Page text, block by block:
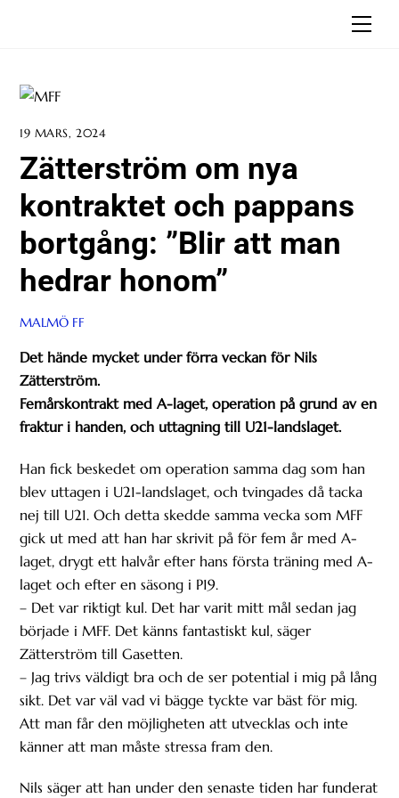
19 MARS, 2024
Zätterström om nya
kontraktet och pappans
bortgång: ”Blir att man
hedrar honom”
MALMÖ FF
Det hände mycket under förra veckan för Nils
Zätterström.
Femårskontrakt med A-laget, operation på grund av en
fraktur i handen, och uttagning till U21-landslaget.
Han fick beskedet om operation samma dag som han
blev uttagen i U21-landslaget, och tvingades då tacka
nej till U21. Och detta skedde samma vecka som MFF
gick ut med att han har skrivit på för fem år med A-
laget, drygt ett halvår efter hans första träning med A-
laget och efter en säsong i P19.
– Det var riktigt kul. Det har varit mitt mål sedan jag
började i MFF. Det känns fantastiskt kul, säger
Zätterström till Gasetten.
– Jag trivs väldigt bra och de ser potential i mig på lång
sikt. Det var väl vad vi bägge tyckte var bäst för mig.
Att man får den möjligheten att utvecklas och inte
känner att man måste stressa fram den.
Nils säger att han under den senaste tiden har funderat